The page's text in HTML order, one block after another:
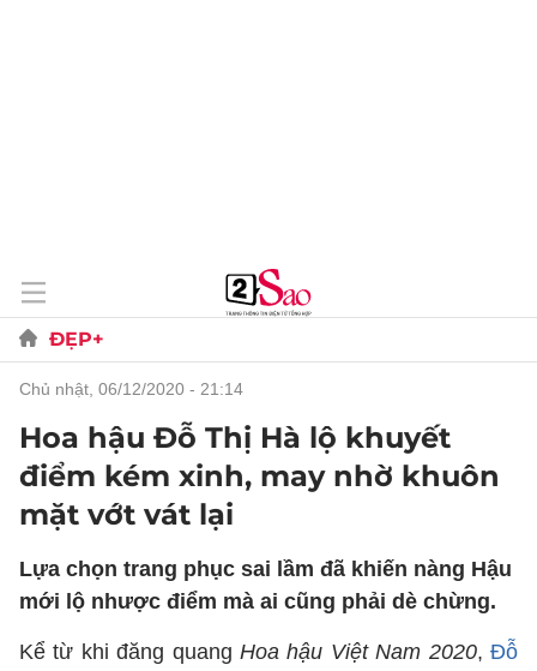
ĐẸP+
chủ nhật, 06/12/2020 - 21:14
Hoa hậu Đỗ Thị Hà lộ khuyết
điểm kém xinh, may nhờ khuôn
mặt vớt vát lại
Lựa chọn trang phục sai lầm đã khiến nàng Hậu
mới lộ nhược điểm mà ai cũng phải dè chừng.
Kể từ khi đăng quang Hoa hậu Việt Nam 2020,Đỗ